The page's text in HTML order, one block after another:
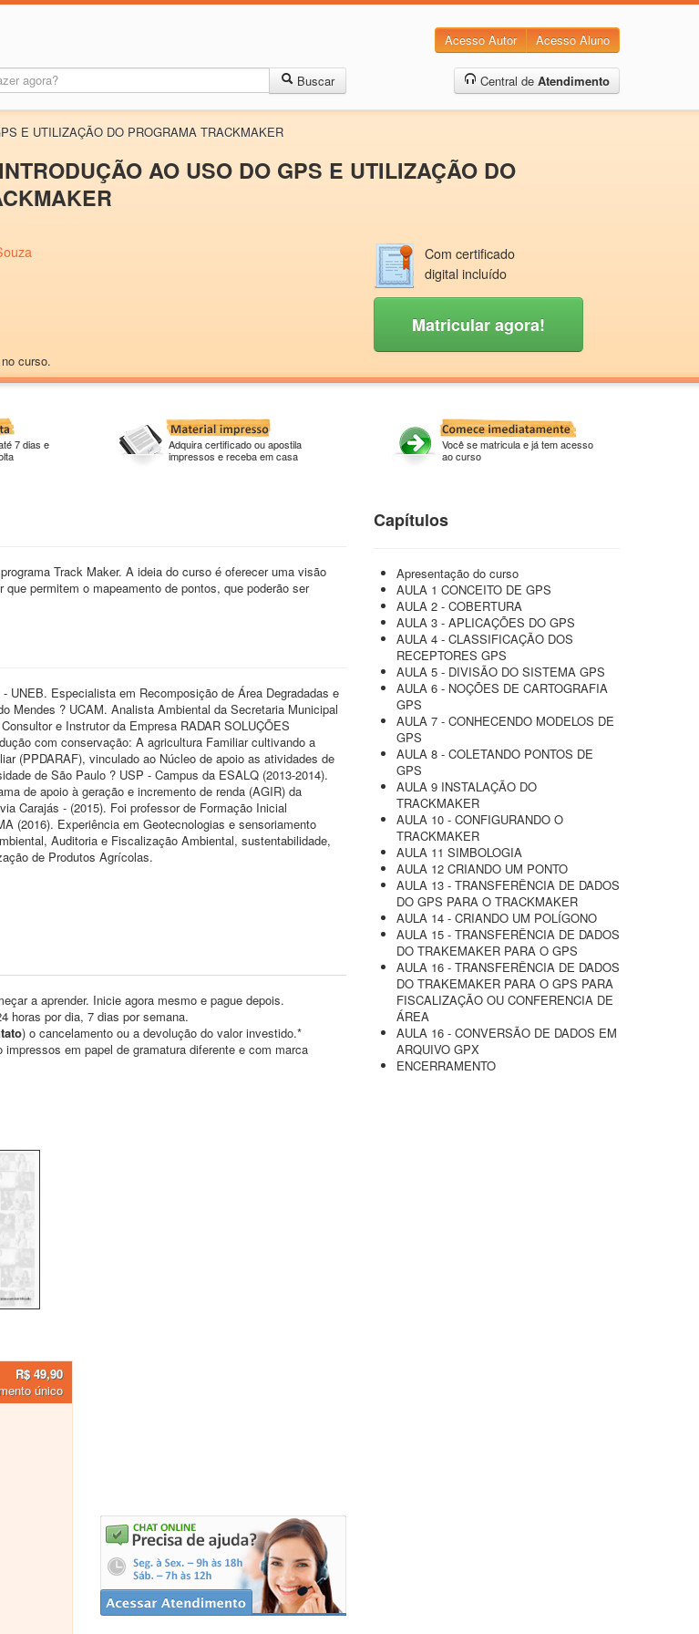
Acesso Autor Acesso Aluno
Buscar Central de Atendimento
E UTILIZAÇÃO DO PROGRAMA TRACKMAKER
AO USO DO GPS E UTILIZAÇÃO DO
no curso.
Com certificado
digital incluído
Matricular agora!
7 dias e
Adquira certificado ou apostila
impressos e receba em casa
Você se matricula e já tem acesso
ao curso
Track Maker. A ideia do curso é oferecer uma visão
permitem o mapeamento de pontos, que poderão ser
UNEB. Especialista em Recomposição de Área Degradadas e
Mendes ? UCAM. Analista Ambiental da Secretaria Municipal
e Instrutor da Empresa RADAR SOLUÇÕES
com conservação: A agricultura Familiar cultivando a
(PPDARAF), vinculado ao Núcleo de apoio as atividades de
de São Paulo ? USP - Campus da ESALQ (2013-2014).
de apoio à geração e incremento de renda (AGIR) da
Carajás - (2015). Foi professor de Formação Inicial
(2016). Experiência em Geotecnologias e sensoriamento
Auditoria e Fiscalização Ambiental, sustentabilidade,
de Produtos Agrícolas.
a aprender. Inicie agora mesmo e pague depois.
horas por dia, 7 dias por semana.
) o cancelamento ou a devolução do valor investido.*
em papel de gramatura diferente e com marca
R$ 49,90
único
Capítulos
Apresentação do curso
AULA 1 CONCEITO DE GPS
AULA 2 - COBERTURA
AULA 3 - APLICAÇÕES DO GPS
AULA 4 - CLASSIFICAÇÃO DOS
RECEPTORES GPS
AULA 5 - DIVISÃO DO SISTEMA GPS
AULA 6 - NOÇÕES DE CARTOGRAFIA
GPS
AULA 7 - CONHECENDO MODELOS DE
GPS
AULA 8 - COLETANDO PONTOS DE
GPS
AULA 9 INSTALAÇÃO DO
TRACKMAKER
AULA 10 - CONFIGURANDO O
TRACKMAKER
AULA 11 SIMBOLOGIA
AULA 12 CRIANDO UM PONTO
AULA 13 - TRANSFERÊNCIA DE DADOS
DO GPS PARA O TRACKMAKER
AULA 14 - CRIANDO UM POLÍGONO
AULA 15 - TRANSFERÊNCIA DE DADOS
DO TRAKEMAKER PARA O GPS
AULA 16 - TRANSFERÊNCIA DE DADOS
DO TRAKEMAKER PARA O GPS PARA
FISCALIZAÇÃO OU CONFERENCIA DE
ÁREA
AULA 16 - CONVERSÃO DE DADOS EM
ARQUIVO GPX
ENCERRAMENTO